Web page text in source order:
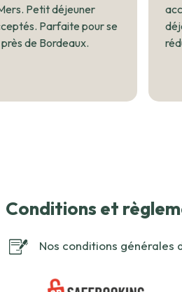
Petit déjeuner
Parfaite pour se
de Bordeaux.
Conditions et
Nos conditions générales